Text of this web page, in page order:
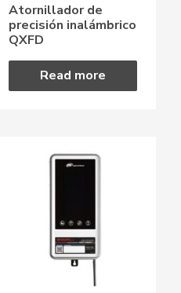
Atornillador de
precisión inalámbrico
QXFD
Read more